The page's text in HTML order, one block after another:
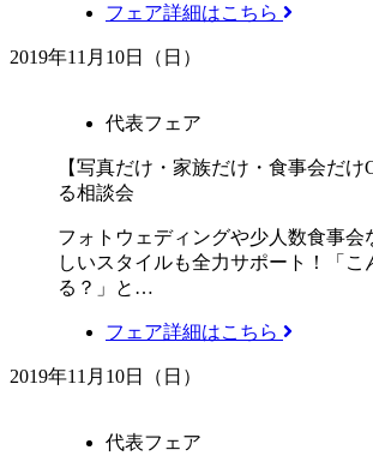
フェア詳細はこちら
2019年11月10日（日）
代表フェア
【写真だけ・家族だけ・食事会だ
る相談会
フォトウェディングや少人数食事会
しいスタイルも全力サポート！「こ
る？」と…
フェア詳細はこちら
2019年11月10日（日）
代表フェア